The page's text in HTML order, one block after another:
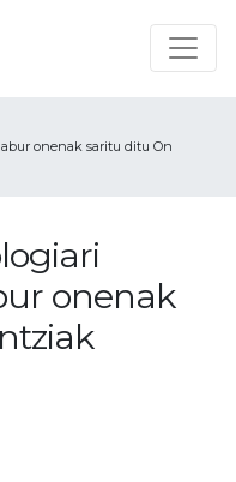
onenak saritu ditu On
onenak